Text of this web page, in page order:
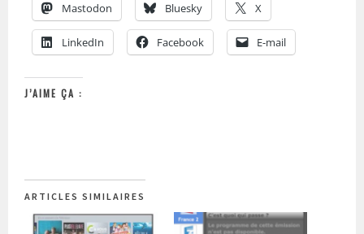
Mastodon Bluesky X
LinkedIn Facebook E-mail
J’AIME ÇA :
ARTICLES SIMILAIRES